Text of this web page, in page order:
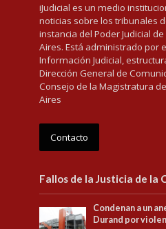
iJudicial es un medio
noticias sobre los tribunales
instancia del Poder Judicial
Aires. Está administrado por
Información Judicial,
Dirección General de
Consejo de la Magistratura
Aires
Contacto
Fallos de la Justicia de la
Condenan a un
Durand por